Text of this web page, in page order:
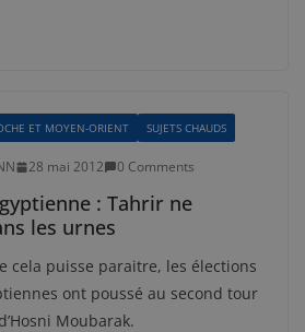
ET MOYEN-ORIENT SUJETS CHAUDS
28 mai 2012 0 Comments
: Tahrir ne
les urnes
cela puisse paraitre, les élections
ont poussé au second tour
Moubarak.